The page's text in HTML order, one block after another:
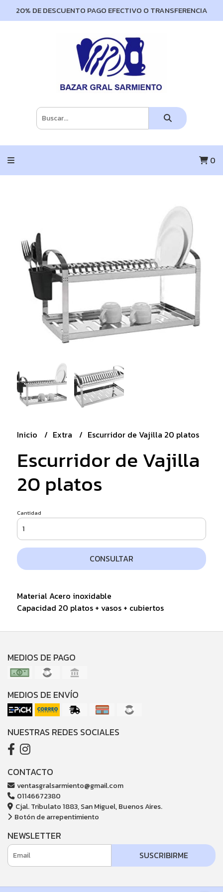
20% DE DESCUENTO PAGO EFECTIVO O TRANSFERENCIA
0
Inicio Extra Escurridor de Vajilla 20 platos
Escurridor de Vajilla
20 platos
Cantidad
CONSULTAR
Material Acero inoxidable
Capacidad 20 platos + vasos + cubiertos
MEDIOS DE PAGO
MEDIOS DE ENVÍO
NUESTRAS REDES SOCIALES
CONTACTO
ventasgralsarmiento@gmail.com
01146672380
Cjal. Tribulato 1883, San Miguel, Buenos Aires.
Botón de arrepentimiento
NEWSLETTER
SUSCRIBIRME